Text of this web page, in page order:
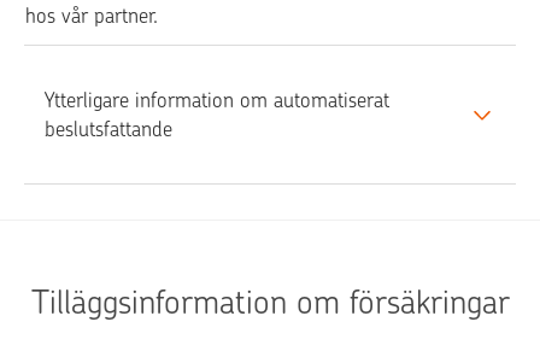
hos vår partner.
Ytterligare information om automatiserat
beslutsfattande
Tilläggsinformation om försäkringar